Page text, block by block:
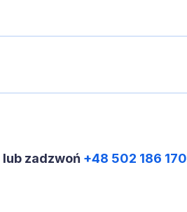
lub zadzwoń +48 502 186 170